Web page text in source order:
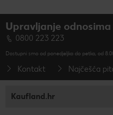
Upravljanje odnosima
0800 223 223
Dostupni smo od ponedjeljka do petka, od
Kontakt Najčešća
Kaufland.hr